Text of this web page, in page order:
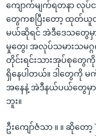
ကျောက်မျက်ရတနာ လုပ်ငန်
တွေကစပြီးတော့ ထုတ်ယူ
မယ်ဆိုရင် အဲဒီဒေသတွေမှာ
မှုတွေ၊ အလုပ်သမားသမဂ္
တိုင်းရင်းသားအုပ်စုတွေ
ရှိနေပါတယ်။ ဒါတွေကို မ
အနေနဲ့ အဲဒီနယ်ပယ်တွေမှာ
ဘူး။
ဦးကျော်ဇံသာ ။ ။ ဆိုတေ